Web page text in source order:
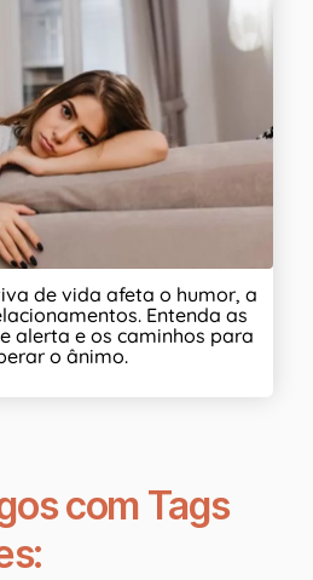
de vida afeta o humor, a
Entenda as
alerta e os caminhos para
o ânimo.
com Tags